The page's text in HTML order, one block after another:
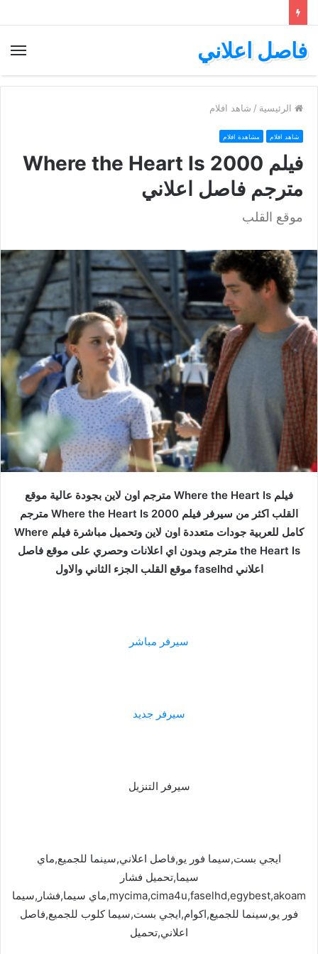
فاصل اعلاني
الرئيسية / شاهد افلام
شاهد افلام مشاهدة افلام
فيلم Where the Heart Is 2000
مترجم فاصل اعلاني
موقع القلب
فيلم Where the Heart Is مترجم اون لاين بجودة عالية موقع
القلب اكثر من سيرفر فيلم Where the Heart Is 2000 مترجم
كامل للعربية جودات متعددة اون لاين وتحميل مباشرة فيلم Where
the Heart Is مترجم وبدون اي اعلانات وحصري على موقع فاصل
اعلاني faselhd موقع القلب الجزء الثاني والاول
سيرفر مباشر
سيرفر جديد
سيرفر التنزيل
ايجي بست,سيما فور يو,فاصل اعلاني,سينما للجميع,ماي
سيما,تحميل فشار
mycima,cima4u,faselhd,egybest,akoam,ماي سيما,فشار,سيما
فور يو,سينما للجميع,اكوام,ايجي بست,سيما كلوب للجميع,فاصل
اعلاني,تحميل